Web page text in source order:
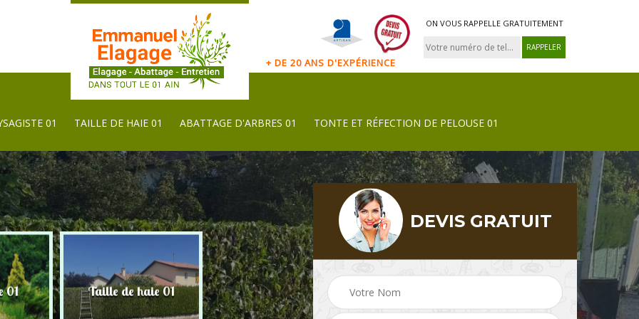
+ DE 20 ANS D'EXPÉRIENCE
ON VOUS RAPPELLE GRATUITEMENT
01 TAILLE DE HAIE 01 ABATTAGE D'ARBRES 01 TONTE ET RÉFECTION DE PELOUSE 01
01 Taille de haie 01 Abattage d'arbres 01 Tonte et réfection de jardinier 01
DEVIS GRATUIT